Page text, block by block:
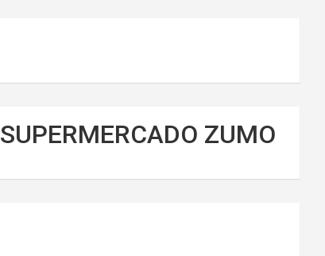
SUPERMERCADO ZUMO